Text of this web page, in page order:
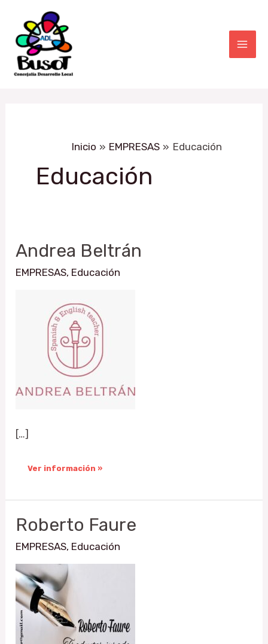
contenido
Inicio EMPRESAS Educación
Educación
Andrea Beltrán
EMPRESAS, Educación
[…]
Andrea
Beltrán
Ver información »
Roberto Faure
EMPRESAS, Educación
Roberto
Faure